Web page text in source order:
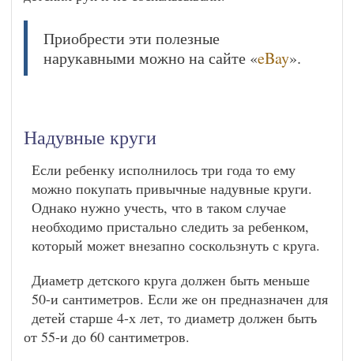
Приобрести эти полезные
нарукавными можно на сайте «eBay».
Надувные круги
Если ребенку исполнилось три года то ему
можно покупать привычные надувные круги.
Однако нужно учесть, что в таком случае
необходимо пристально следить за ребенком,
который может внезапно соскользнуть с круга.
Диаметр детского круга должен быть меньше
50-и сантиметров. Если же он предназначен для
детей старше 4-х лет, то диаметр должен быть
от 55-и до 60 сантиметров.